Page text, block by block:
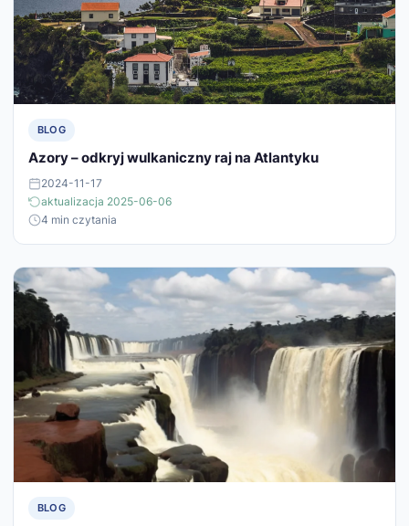
BLOG
Azory – odkryj wulkaniczny raj na Atlantyku
2024-11-17
aktualizacja 2025-06-06
4 min czytania
BLOG